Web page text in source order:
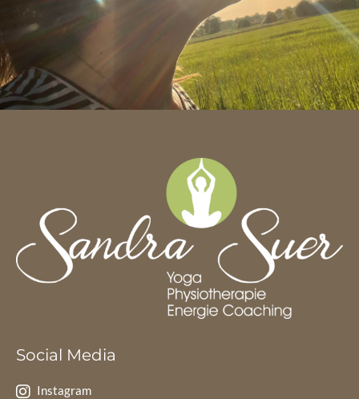
Social Media
Instagram